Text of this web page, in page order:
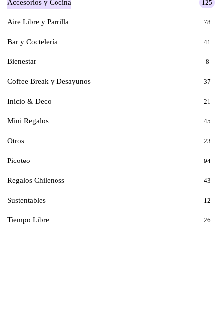
Accesorios y Cocina 125
Aire Libre y Parrilla 78
Bar y Coctelería 41
Bienestar 8
Coffee Break y Desayunos 37
Inicio & Deco 21
Mini Regalos 45
Otros 23
Picoteo 94
Regalos Chilenoss 43
Sustentables 12
Tiempo Libre 26